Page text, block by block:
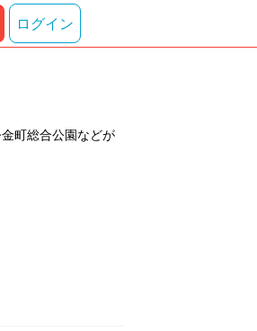
町総合公園などが
ログイン